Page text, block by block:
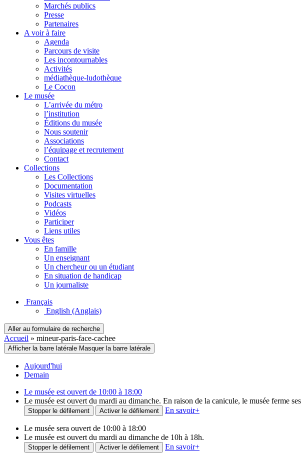
Marchés publics
Presse
Partenaires
A voir à faire
Agenda
Parcours de visite
Les incontournables
Activités
médiathèque-ludothèque
Le Cocon
Le musée
L’arrivée du métro
l’institution
Éditions du musée
Nous soutenir
Associations
l’équipage et recrutement
Contact
Collections
Les Collections
Documentation
Visites virtuelles
Podcasts
Vidéos
Participer
Liens utiles
Vous êtes
En famille
Un enseignant
Un chercheur ou un étudiant
En situation de handicap
Un journaliste
Français
English (Anglais)
Aller au formulaire de recherche
Accueil » mineur-paris-face-cachee
Afficher la barre latérale Masquer la barre latérale
Aujourd'hui
Demain
Le musée est ouvert de 10:00 à 18:00
Le musée est ouvert du mardi au dimanche. En raison de la canicule, le musée ferme
Stopper le défilement Activer le défilement En savoir+
Le musée sera ouvert de 10:00 à 18:00
Le musée est ouvert du mardi au dimanche de 10h à 18h.
Stopper le défilement Activer le défilement En savoir+